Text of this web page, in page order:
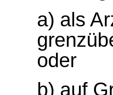
a) als
oder
b) auf